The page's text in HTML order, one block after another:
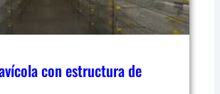
con estructura de